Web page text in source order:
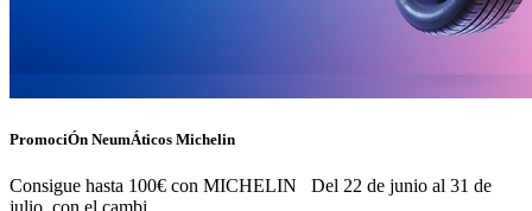
PromociÓn NeumÁticos Michelin
Consigue hasta 100€ con MICHELIN Del 22 de junio al 31 de
julio, con el cambi...